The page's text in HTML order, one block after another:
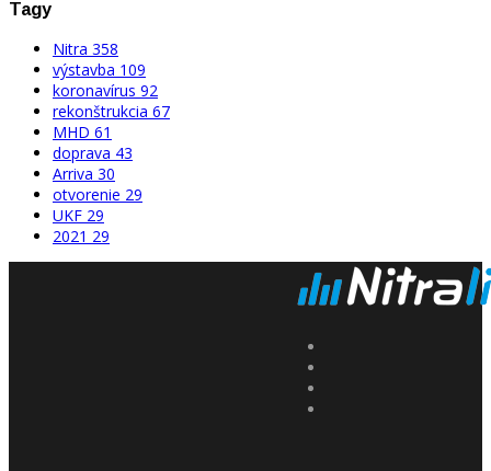
Tagy
Nitra 358
výstavba 109
koronavírus 92
rekonštrukcia 67
MHD 61
doprava 43
Arriva 30
otvorenie 29
UKF 29
2021 29